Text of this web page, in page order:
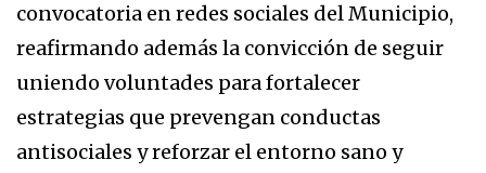
convocatoria en redes sociales del Municipio,
reafirmando además la convicción de seguir
uniendo voluntades para fortalecer
estrategias que prevengan conductas
antisociales y reforzar el entorno sano y